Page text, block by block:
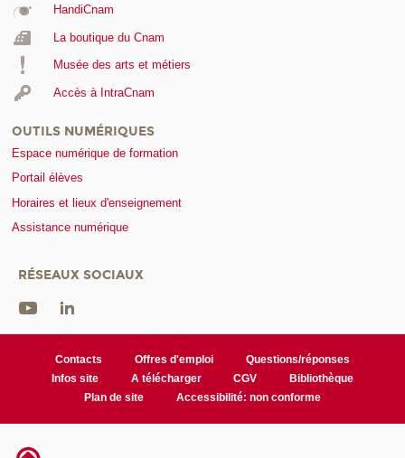
HandiCnam
La boutique du Cnam
Musée des arts et métiers
Accès à IntraCnam
OUTILS NUMÉRIQUES
Espace numérique de formation
Portail élèves
Horaires et lieux d'enseignement
Assistance numérique
RÉSEAUX SOCIAUX
Contacts Offres d'emploi
Questions/réponses
Infos site
A télécharger CGV
Bibliothèque
Plan de site
Accessibilité: non conforme